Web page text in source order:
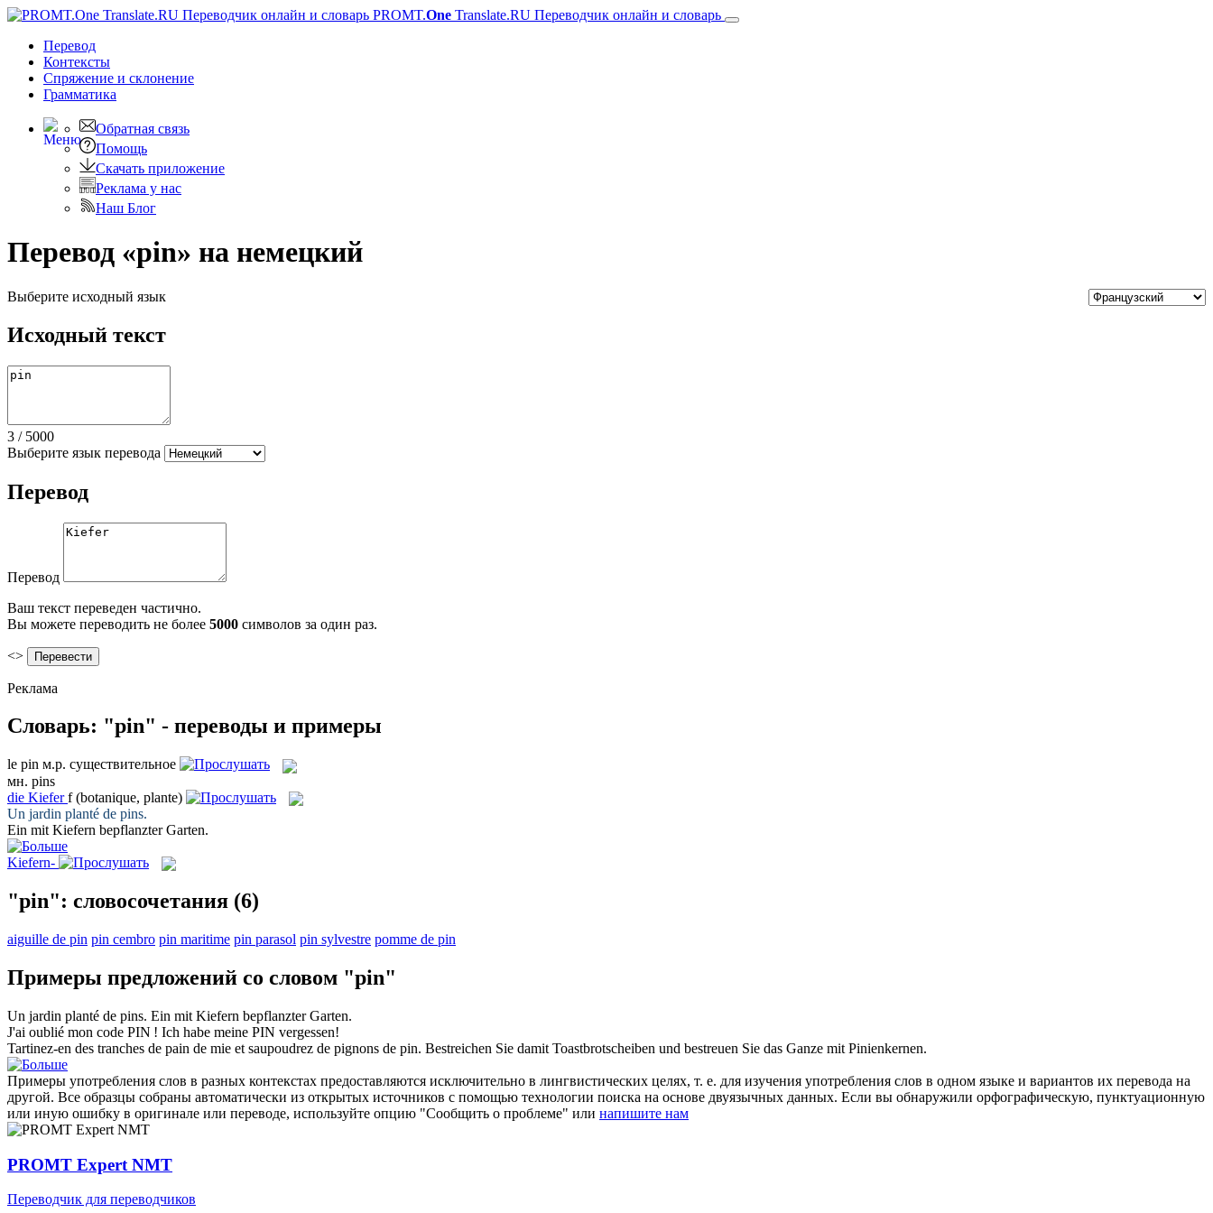
PROMT.One Translate.RU Переводчик онлайн и словарь
Перевод
Контексты
Спряжение и склонение
Грамматика
Обратная связь
Помощь
Скачать приложение
Реклама у нас
Наш Блог
Перевод «pin» на немецкий
Выберите исходный язык
Исходный текст
3 / 5000
Выберите язык перевода
Перевод
Перевод
Ваш текст переведен частично.
Вы можете переводить не более 5000 символов за один раз.
<>
Реклама
Словарь: "pin" - переводы и примеры
le pin м.р. существительное
мн. pins
die Kiefer f (botanique, plante)
Un jardin planté de pins.
Ein mit Kiefern bepflanzter Garten.
Kiefern-
"pin": словосочетания (6)
aiguille de pin pin cembro pin maritime pin parasol pin sylvestre pomme de pin
Примеры предложений со словом "pin"
Un jardin planté de pins. Ein mit Kiefern bepflanzter Garten.
J'ai oublié mon code PIN ! Ich habe meine PIN vergessen!
Tartinez-en des tranches de pain de mie et saupoudrez de pignons de pin. Bestreichen Sie damit Toastbrotscheiben und bestreuen Sie das Ganze mit Pinienkernen.
Примеры употребления слов в разных контекстах предоставляются исключительно в лингвистических целях, т. е. для изучения употребления слов в одном языке и вариантов их перевода на
другой. Все образцы собраны автоматически из открытых источников с помощью технологии поиска на основе двуязычных данных. Если вы обнаружили орфографическую, пунктуационную
или иную ошибку в оригинале или переводе, используйте опцию "Сообщить о проблеме" или напишите нам
PROMT Expert NMT
Переводчик для переводчиков